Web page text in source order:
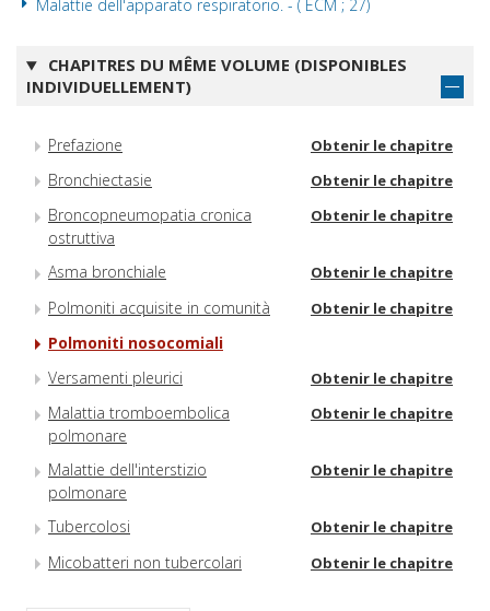
Malattie dell'apparato respiratorio. - ( ECM ; 27)
CHAPITRES DU MÊME VOLUME (DISPONIBLES
INDIVIDUELLEMENT)
Prefazione Obtenir le chapitre
Bronchiectasie Obtenir le chapitre
Broncopneumopatia cronica
ostruttiva
Obtenir le chapitre
Asma bronchiale Obtenir le chapitre
Polmoniti acquisite in comunità Obtenir le chapitre
Polmoniti nosocomiali
Versamenti pleurici
Obtenir le chapitre
Malattia tromboembolica
polmonare
Obtenir le chapitre
Malattie dell'interstizio
polmonare
Obtenir le chapitre
Tubercolosi Obtenir le chapitre
Micobatteri non tubercolari Obtenir le chapitre